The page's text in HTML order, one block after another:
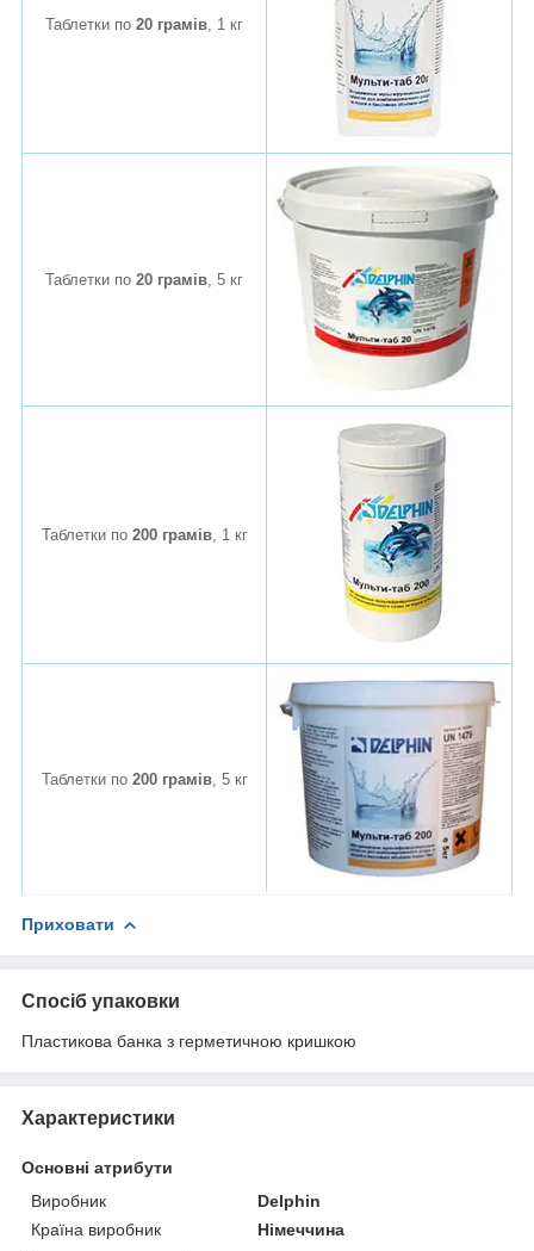
Таблетки по 20 грамів , 1 кг
Таблетки по 20 грамів , 5 кг
Таблетки по 200 грамів, 1 кг
Таблетки по 200 грамів, 5 кг
Приховати
Спосіб упаковки
Пластикова банка з герметичною кришкою
Характеристики
Основні атрибути
Виробник
Delphin
Країна виробник
Німеччина